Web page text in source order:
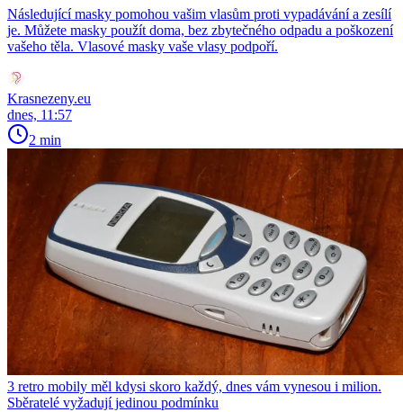
Následující masky pomohou vašim vlasům proti vypadávání a zesílí
je. Můžete masky použít doma, bez zbytečného odpadu a poškození
vašeho těla. Vlasové masky vaše vlasy podpoří.
Krasnezeny.eu
dnes, 11:57
2 min
3 retro mobily měl kdysi skoro každý, dnes vám vynesou i milion.
Sběratelé vyžadují jedinou podmínku